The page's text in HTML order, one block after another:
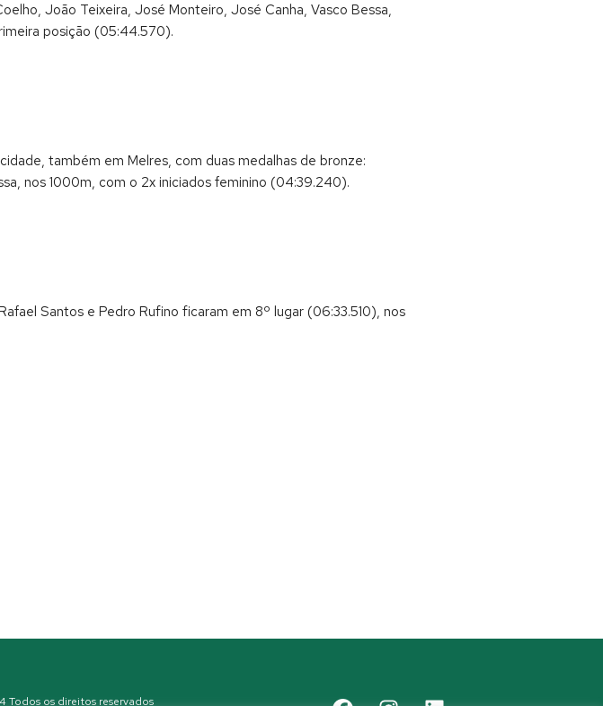
João Teixeira, José Monteiro, José Canha, Vasco Bessa,
posição (05:44.570).
também em Melres, com duas medalhas de bronze:
nos 1000m, com o 2x iniciados feminino (04:39.240).
Santos e Pedro Rufino ficaram em 8º lugar (06:33.510), nos
Todos os direitos reservados